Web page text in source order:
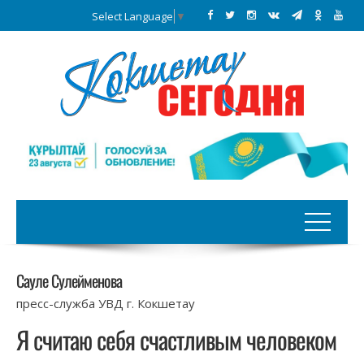
Select Language ▼
Сауле Сулейменова
пресс-служба УВД г. Кокшетау
Я считаю себя счастливым человеком